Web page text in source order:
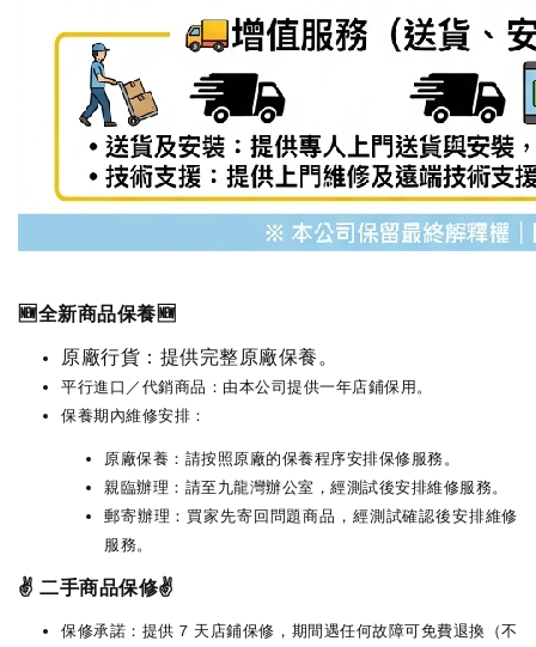
🆕全新商品保養🆕
原廠行貨：提供完整原廠保養。
平行進口／代銷商品：由本公司提供一年店鋪保用。
保養期內維修安排：
原廠保養：請按照原廠的保養程序安排保修服務。
親臨辦理：請至九龍灣辦公室，經測試後安排維修服務。
郵寄辦理：買家先寄回問題商品，經測試確認後安排維修
服務。
✌️ 二手商品保修✌️
保修承諾：提供 7 天店鋪保修，期間遇任何故障可免費退換（不